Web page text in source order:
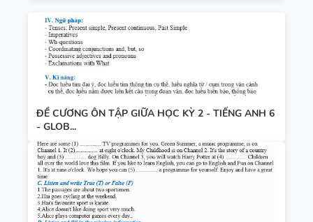
ĐỀ CƯƠNG ÔN TẬP GIỮA HỌC KỲ 2 - TIẾNG ANH 6
- GLOB...